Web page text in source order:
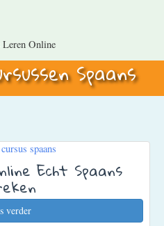
Spaans
Echt Spaans
verder